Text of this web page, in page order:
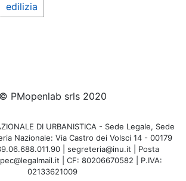
edilizia
© PMopenlab srls 2020
DI URBANISTICA - Sede Legale, Sede
Nazionale: Via Castro dei Volsci 14 - 00179
| segreteria@inu.it | Posta
| CF: 80206670582 | P.IVA:
02133621009